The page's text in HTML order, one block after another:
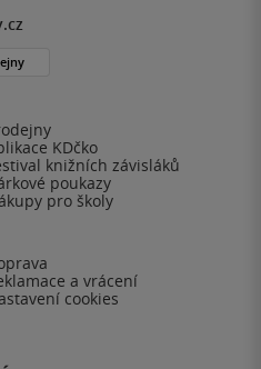
KDčko
knižních závisláků
poukazy
pro školy
a vrácení
cookies